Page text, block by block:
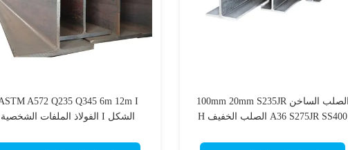
A572 Q235 Q345 6m 12m I
الشكل I الفولاذ الملفات الشخصية
الصلب الساخن 100mm 20mm S235JR
A36 S275JR SS400 الصلب الخفيف H